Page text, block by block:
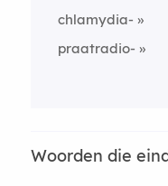
chlamydia-
praatradio-
Woorden die